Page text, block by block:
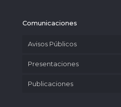
Comunicaciones
Avisos Públicos
Presentaciones
Publicaciones